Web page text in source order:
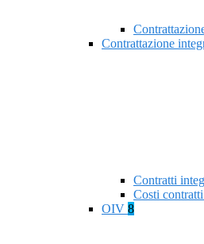
Contrattazione
Contratti
Costi
OIV 8